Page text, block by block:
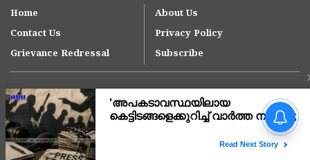
Home
About Us
Contact Us
Privacy Policy
Grievance Redressal
Subscribe
'ഇന്ത്യയിലെ ഏറ്റവും വലിയ
മൂന്ന് ആശുപത്രി
ആസ്റ്റർ ഡിഎം ക്വാളിറ്റി